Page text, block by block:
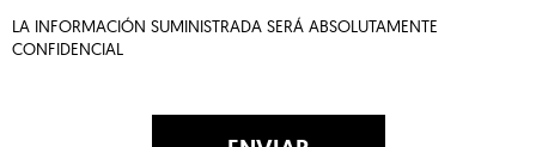
LA INFORMACIÓN SUMINISTRADA SERÁ ABSOLUTAMENTE
CONFIDENCIAL